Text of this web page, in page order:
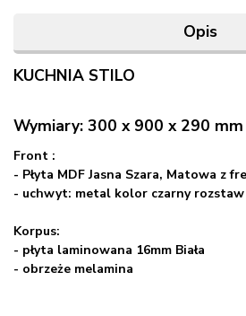
Opis
KUCHNIA STILO
Wymiary: 300 x 900 x 290 mm
Front :
- Płyta MDFJasna Szara, Matowa z
- uchwyt: metal kolor czarny rozstaw
Korpus:
- płyta laminowana 16mm Biała
- obrzeże melamina